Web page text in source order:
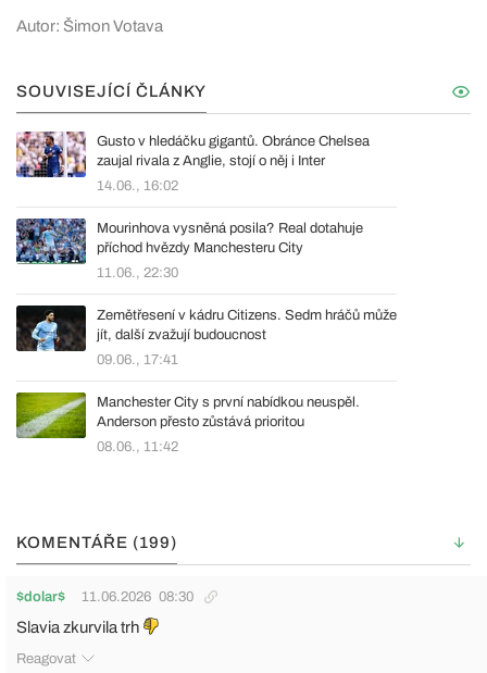
Autor: Šimon Votava
SOUVISEJÍCÍ ČLÁNKY
Gusto v hledáčku gigantů. Obránce Chelsea
zaujal rivala z Anglie, stojí o něj i Inter
14.06., 16:02
Mourinhova vysněná posila? Real dotahuje
příchod hvězdy Manchesteru City
11.06., 22:30
Zemětřesení v kádru Citizens. Sedm hráčů může
jít, další zvažují budoucnost
09.06., 17:41
Manchester City s první nabídkou neuspěl.
Anderson přesto zůstává prioritou
08.06., 11:42
KOMENTÁŘE (199)
$dolar$ 11.06.2026 08:30
Slavia zkurvila trh
Reagovat